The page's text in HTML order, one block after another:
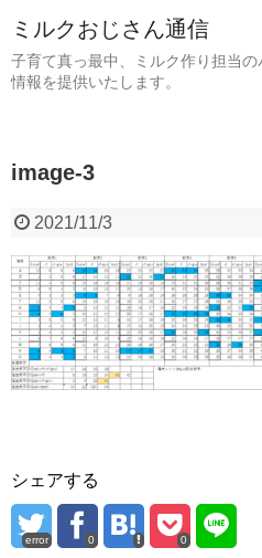
ミルクおじさん通信
子育て真っ最中、ミルク作り担当
情報を提供いたします。
image-3
2021/11/3
シェアする
error 0 0